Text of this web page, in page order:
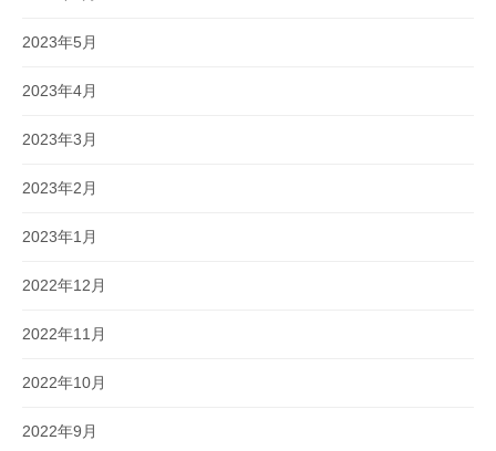
2023年5月
2023年4月
2023年3月
2023年2月
2023年1月
2022年12月
2022年11月
2022年10月
2022年9月